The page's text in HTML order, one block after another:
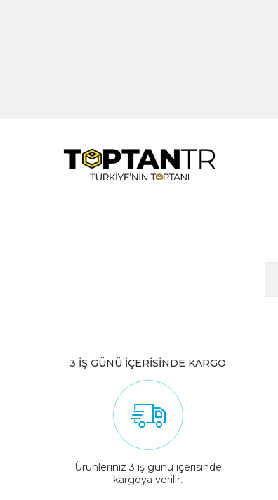
3 İŞ GÜNÜ İÇERİSİNDE KARGO
Ürünleriniz 3 iş günü içerisinde
kargoya verilir.